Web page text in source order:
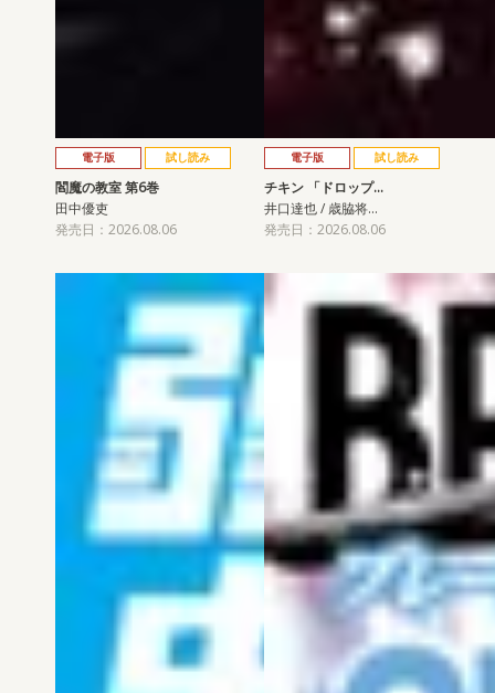
電子版 試し読み
閻魔の教室 第6巻
田中優吏
発売日：2026.08.06
電子版 試し読み
チキン 「ドロップ…
井口達也 / 歳脇将…
発売日：2026.08.06